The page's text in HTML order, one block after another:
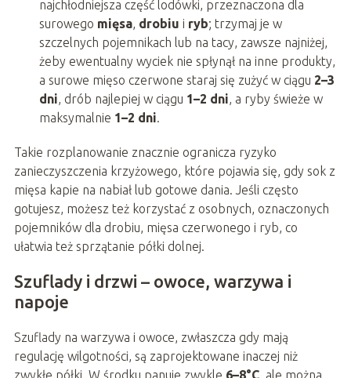
najchłodniejsza część lodówki, przeznaczona dla
surowego mięsa, drobiu i ryb; trzymaj je w
szczelnych pojemnikach lub na tacy, zawsze najniżej,
żeby ewentualny wyciek nie spłynął na inne produkty,
a surowe mięso czerwone staraj się zużyć w ciągu 2–3
dni , drób najlepiej w ciągu 1–2 dni , a ryby świeże w
maksymalnie 1–2 dni
Takie rozplanowanie znacznie ogranicza ryzyko
zanieczyszczenia krzyżowego, które pojawia się, gdy sok z
mięsa kapie na nabiał lub gotowe dania. Jeśli często
gotujesz, możesz też korzystać z osobnych, oznaczonych
pojemników dla drobiu, mięsa czerwonego i ryb, co
ułatwia też sprzątanie półki dolnej.
Szuflady i drzwi – owoce, warzywa i
napoje
Szuflady na warzywa i owoce, zwłaszcza gdy mają
regulację wilgotności, są zaprojektowane inaczej niż
zwykłe półki. W środku panuje zwykle 6–8°C, ale można